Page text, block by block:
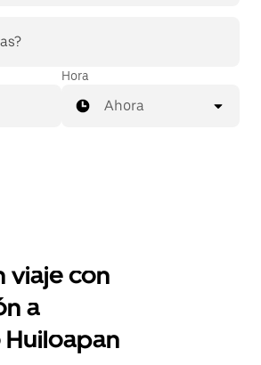
Hora
Ahora
viaje con
a
Huiloapan